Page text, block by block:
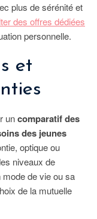
plus de sérénité et
des offres dédiées
personnelle.
et
uncomparatif des
des jeunes
optique ou
niveaux de
de vie ou sa
de la mutuelle